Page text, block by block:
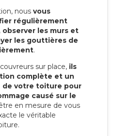
nous vous
régulièrement
les murs et
les gouttières de
.
sur place, ils
complète et un
de votre toiture pour
causé sur le
en mesure de vous
le véritable